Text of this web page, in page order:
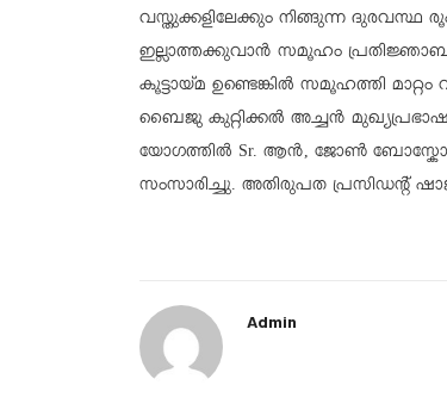
വസ്തുക്കളിലേക്കും നിങ്ങുന്ന ദുരവസ്ഥ
ഇല്ലാത്തക്കുവാൻ സമൂഹം
കൂട്ടായ്മ ഉണ്ടെങ്കിൽ സമൂഹത്തി
ബൈജു കുറ്റിക്കൽ അച്ചൻ
യോഗത്തിൽ Sr. ആൻ, ജോൺ ബോസ്കോ
സംസാരിച്ചു. അതിരുപത പ്രസിഡന്റ്
Admin